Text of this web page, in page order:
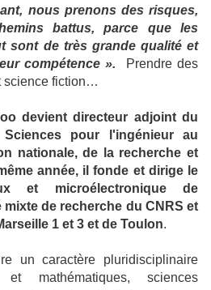
nous prenons des risques,
battus, parce que les
sont de très grande qualité et
compétence ».
Prendre des
science fiction…
devient directeur adjoint du
pour l'ingénieur au
nationale, de la recherche et
année, il fonde et dirige le
et microélectronique de
mixte de recherche du CNRS et
1 et 3 et de Toulon.
un caractère pluridisciplinaire
et mathématiques, sciences